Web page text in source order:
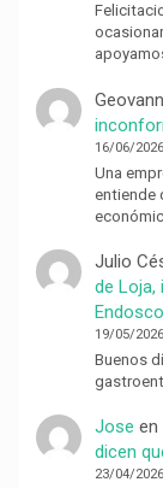
16/06/2026
Una
entiende
Julio
de Loja,
19/05/2026
Buenos
Jose en
dicen
23/04/2026